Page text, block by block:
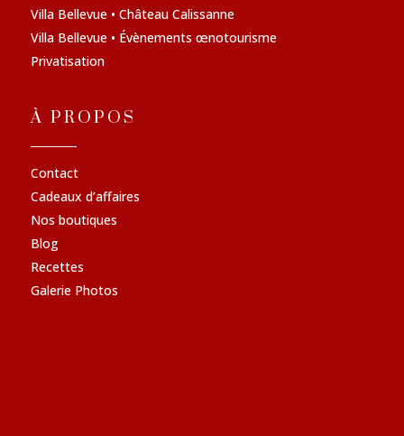
Villa Bellevue • Château Calissanne
Villa Bellevue • Évènements œnotourisme
Privatisation
À PROPOS
Contact
Cadeaux d’affaires
Nos boutiques
Blog
Recettes
Galerie Photos